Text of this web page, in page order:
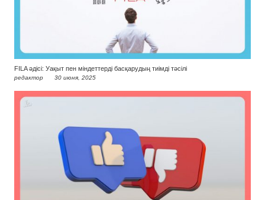
FILA әдісі: Уақыт пен міндеттерді басқарудың тиімді тәсілі
редактор 30 июня, 2025